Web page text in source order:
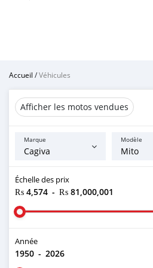
Accueil /Véhicules
Afficher les motos vendues
Marque Modèle
Échelle des prix
₨ 4,574 - ₨ 81,000,001
Année
1950 - 2026